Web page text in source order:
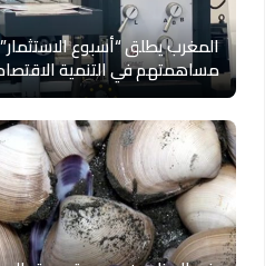
المغرب يطلق “أسبوع الاستثمار”
مساهمتهم في التنمية